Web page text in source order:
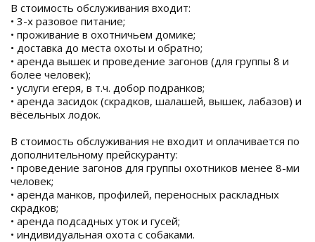
В стоимость обслуживания входит:
• 3-х разовое питание;
• проживание в охотничьем домике;
• доставка до места охоты и обратно;
• аренда вышек и проведение загонов (для группы 8 и
более человек);
• услуги егеря, в т.ч. добор подранков;
• аренда засидок (скрадков, шалашей, вышек, лабазов) и
вёсельных лодок.
В стоимость обслуживания не входит и оплачивается по
дополнительному прейскуранту:
• проведение загонов для группы охотников менее 8-ми
человек;
• аренда манков, профилей, переносных раскладных
скрадков;
• аренда подсадных уток и гусей;
• индивидуальная охота с собаками.